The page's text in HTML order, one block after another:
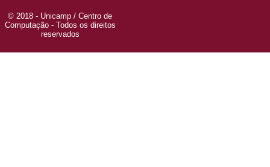
© 2018 - Unicamp / Centro de
Computação - Todos os direitos
reservados